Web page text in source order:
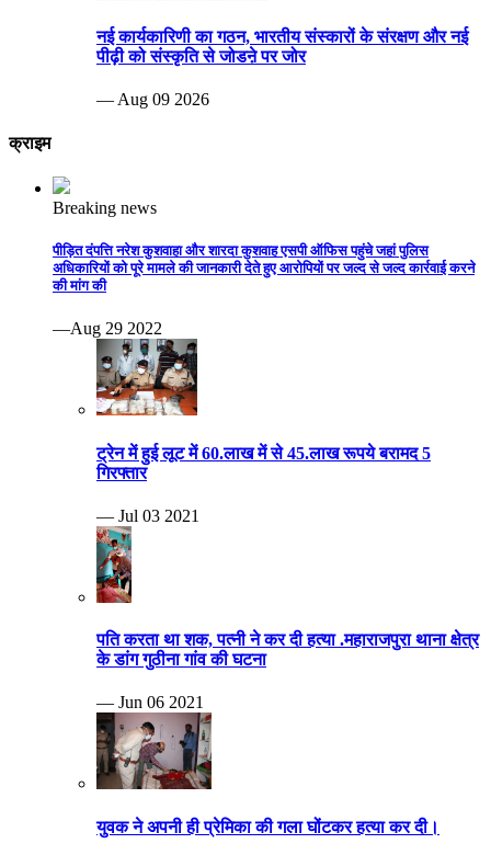
नई कार्यकारिणी का गठन, भारतीय संस्कारों के संरक्षण और नई
पीढ़ी को संस्कृति से जोडऩे पर जोर
— Aug 09 2026
क्राइम
Breaking news
पीड़ित दंपत्ति नरेश कुशवाहा और शारदा कुशवाह एसपी ऑफिस पहुंचे जहां पुलिस
अधिकारियों को पूरे मामले की जानकारी देते हुए आरोपियों पर जल्द से जल्द कार्रवाई करने
की मांग की
—Aug 29 2022
ट्रेन में हुई लूट में 60.लाख में से 45.लाख रूपये बरामद 5
गिरफ्तार
— Jul 03 2021
पति करता था शक, पत्नी ने कर दी हत्या .महाराजपुरा थाना क्षेत्र
के डांग गुठीना गांव की घटना
— Jun 06 2021
युवक ने अपनी ही प्रेमिका की गला घोंटकर हत्या कर दी।